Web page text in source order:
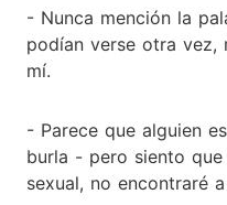
- Nunca mención la
podían verse otra vez,
mí.
- Parece que alguien
burla - pero siento
sexual, no encontraré